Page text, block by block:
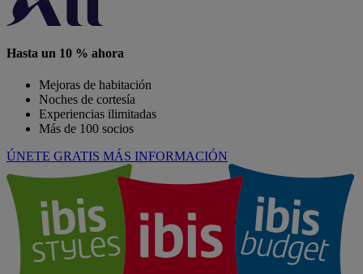
Hasta un 10 % ahora
Mejoras de habitación
Noches de cortesía
Experiencias ilimitadas
Más de 100 socios
ÚNETE GRATIS MÁS INFORMACIÓN